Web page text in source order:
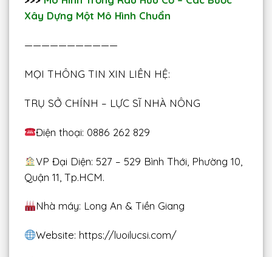
Xây Dựng Một Mô Hình Chuẩn
———————————
MỌI THÔNG TIN XIN LIÊN HỆ:
TRỤ SỞ CHÍNH – LỰC SĨ NHÀ NÔNG
Điện thoại: 0886 262 829
VP Đại Diện: 527 – 529 Bình Thới, Phường 10,
Quận 11, Tp.HCM.
Nhà máy: Long An & Tiền Giang
Website: https://luoilucsi.com/